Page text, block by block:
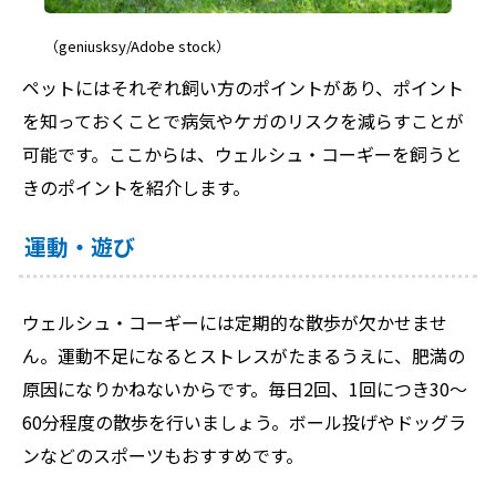
（geniusksy/Adobe stock）
ペットにはそれぞれ飼い方のポイントがあり、ポイント
を知っておくことで病気やケガのリスクを減らすことが
可能です。ここからは、ウェルシュ・コーギーを飼うと
きのポイントを紹介します。
運動・遊び
ウェルシュ・コーギーには定期的な散歩が欠かせませ
ん。運動不足になるとストレスがたまるうえに、肥満の
原因になりかねないからです。毎日2回、1回につき30〜
60分程度の散歩を行いましょう。ボール投げやドッグラ
ンなどのスポーツもおすすめです。